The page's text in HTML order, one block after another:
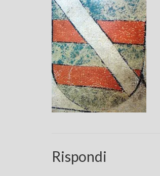
Rispondi